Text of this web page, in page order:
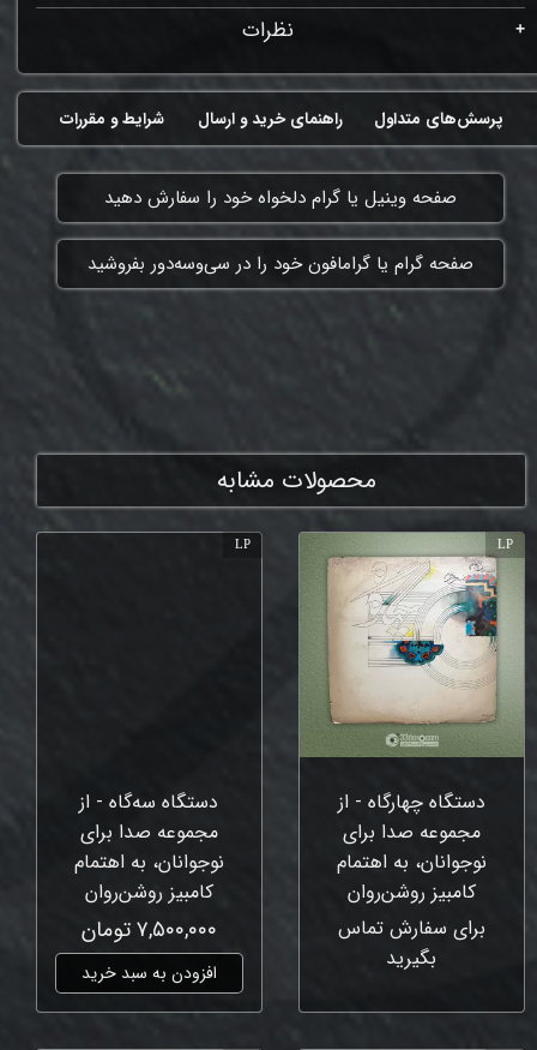
نظرات
شرایط و مقررات راهنمای خرید و ارسال پرسش‌های متداول
​صفحه وینیل یا گرام دلخواه خود را سفارش دهید
​صفحه گرام یا گرامافون خود را در سی‌وسه‌دور بفروشید
محصولات مشابه
دستگاه چهارگاه - از
مجموعه صدا برای
نوجوانان، به اهتمام
کامبیز روشن‌روان
برای سفارش تماس
بگیرید
LP
دستگاه سه‌گاه - از
مجموعه صدا برای
نوجوانان، به اهتمام
کامبیز روشن‌روان
۷,۵۰۰,۰۰۰ تومان
افزودن به سبد خرید
LP